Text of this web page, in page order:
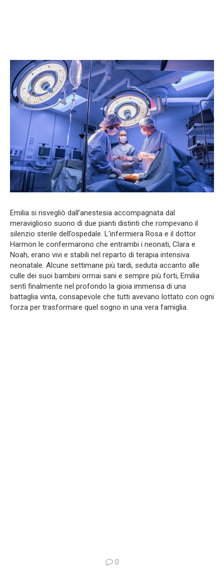
Emilia si risvegliò dall’anestesia accompagnata dal
meraviglioso suono di due pianti distinti che rompevano il
silenzio sterile dell’ospedale. L’infermiera Rosa e il dottor
Harmon le confermarono che entrambi i neonati, Clara e
Noah, erano vivi e stabili nel reparto di terapia intensiva
neonatale. Alcune settimane più tardi, seduta accanto alle
culle dei suoi bambini ormai sani e sempre più forti, Emilia
sentì finalmente nel profondo la gioia immensa di una
battaglia vinta, consapevole che tutti avevano lottato con ogni
forza per trasformare quel sogno in una vera famiglia.
0